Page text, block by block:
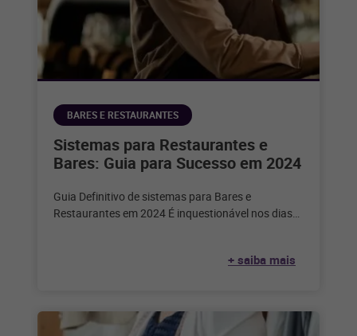
BARES E RESTAURANTES
Sistemas para Restaurantes e
Bares: Guia para Sucesso em 2024
Guia Definitivo de sistemas para Bares e
Restaurantes em 2024 É inquestionável nos dias
+ saiba mais